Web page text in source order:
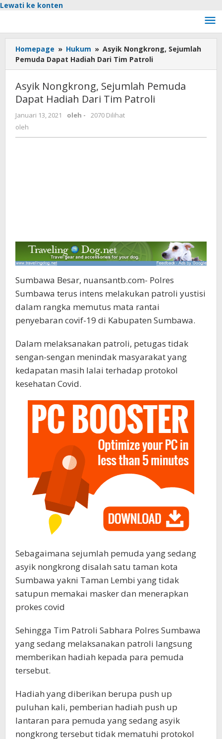
Lewati ke konten
Homepage » Hukum » Asyik Nongkrong, Sejumlah
Pemuda Dapat Hadiah Dari Tim Patroli
Asyik Nongkrong, Sejumlah Pemuda
Dapat Hadiah Dari Tim Patroli
Januari 13, 2021 oleh -
2070 Dilihat
oleh
Sumbawa Besar, nuansantb.com- Polres
Sumbawa terus intens melakukan patroli yustisi
dalam rangka memutus mata rantai
penyebaran covif-19 di Kabupaten Sumbawa.
Dalam melaksanakan patroli, petugas tidak
sengan-sengan menindak masyarakat yang
kedapatan masih lalai terhadap protokol
kesehatan Covid.
Sebagaimana sejumlah pemuda yang sedang
asyik nongkrong disalah satu taman kota
Sumbawa yakni Taman Lembi yang tidak
satupun memakai masker dan menerapkan
prokes covid
Sehingga Tim Patroli Sabhara Polres Sumbawa
yang sedang melaksanakan patroli langsung
memberikan hadiah kepada para pemuda
tersebut.
Hadiah yang diberikan berupa push up
puluhan kali, pemberian hadiah push up
lantaran para pemuda yang sedang asyik
nongkrong tersebut tidak mematuhi protokol